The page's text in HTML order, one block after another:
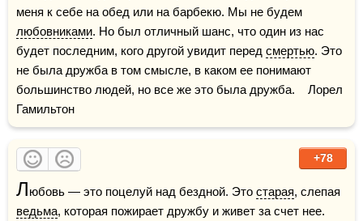
любовниками. Но был отличный шанс, что один из нас
будет последним, кого другой увидит перед смертью. Это
не была дружба в том смысле, в каком ее понимают
большинство людей, но все же это была дружба.    Лорел
Гамильтон
+78
Любовь — это поцелуй над бездной. Это старая
ведьма, которая пожирает дружбу и живет за счет нее.